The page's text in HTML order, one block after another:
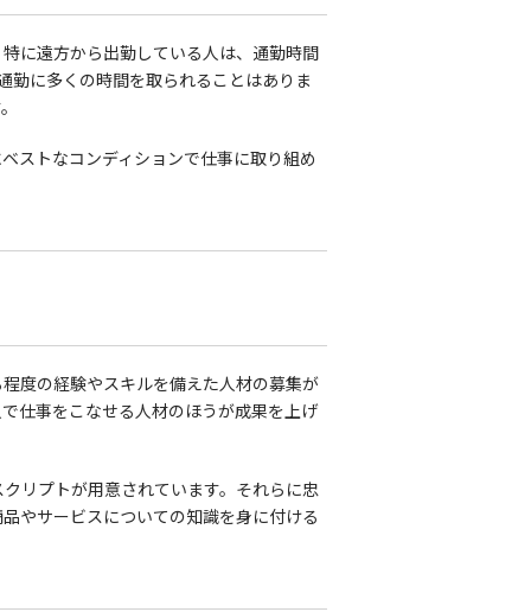
特に遠方から出勤している人は、通勤時間
勤に多くの時間を取られることはありま
ストなコンディションで仕事に取り組め
度の経験やスキルを備えた人材の募集が
仕事をこなせる人材のほうが成果を上げ
リプトが用意されています。それらに忠
やサービスについての知識を身に付ける